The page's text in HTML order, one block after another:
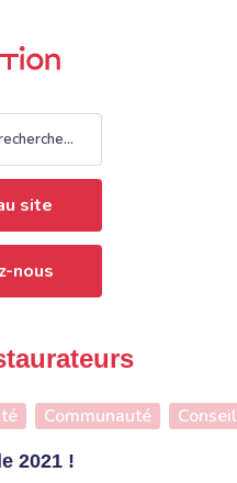
site
nous
Communauté Conseil
2021 !